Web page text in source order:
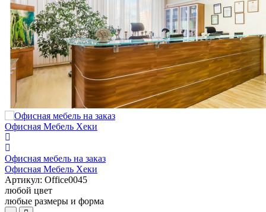
Офисная мебель на заказ
Офисная Мебель Хеки
Артикул: Office0045
любой цвет
любые размеры и форма